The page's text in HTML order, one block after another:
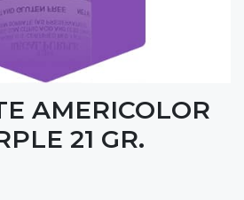
AMERICOLOR
21 GR.